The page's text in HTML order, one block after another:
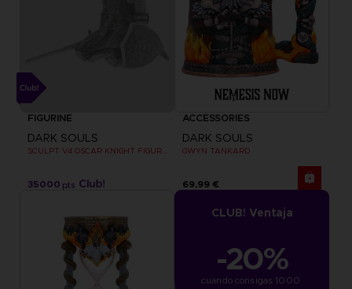
FIGURINE
DARK SOULS
SCULPT V4 OSCAR KNIGHT FIGURINE
35000 pts
ACCESSORIES
DARK SOULS
GWYN TANKARD
69,99 €
CLUB! Ventaja
-20%
cuando consigas 1000